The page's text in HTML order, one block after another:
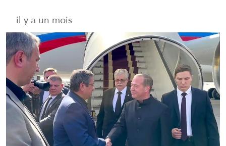
il y a un mois